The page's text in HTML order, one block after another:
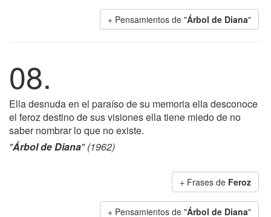
+ Pensamientos de "Árbol de Diana"
08.
Ella desnuda en el paraíso de su memoria ella desconoce
el feroz destino de sus visiones ella tiene miedo de no
saber nombrar lo que no existe.
"Árbol de Diana" (1962)
+ Frases de Feroz
+ Pensamientos de "Árbol de Diana"